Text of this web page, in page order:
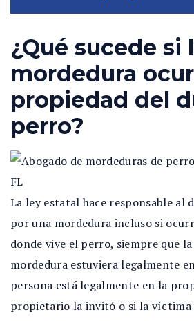
¿Qué sucede si
mordedura
propiedad del
perro?
La ley estatal hace responsable al
por una mordedura incluso si
donde vive el perro, siempre que
mordedura estuviera legalmente
persona está legalmente en la
propietario la invitó o si la víctima